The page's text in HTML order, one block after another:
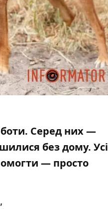
Серед них —
без дому. Усі
— просто